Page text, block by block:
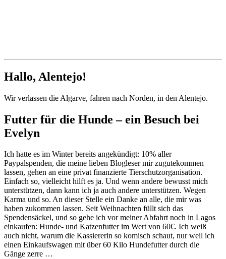
Hallo, Alentejo!
Wir verlassen die Algarve, fahren nach Norden, in den Alentejo.
Futter für die Hunde – ein Besuch bei
Evelyn
Ich hatte es im Winter bereits angekündigt: 10% aller
Paypalspenden, die meine lieben Blogleser mir zugutekommen
lassen, gehen an eine privat finanzierte Tierschutzorganisation.
Einfach so, vielleicht hilft es ja. Und wenn andere bewusst mich
unterstützen, dann kann ich ja auch andere unterstützen. Wegen
Karma und so. An dieser Stelle ein Danke an alle, die mir was
haben zukommen lassen. Seit Weihnachten füllt sich das
Spendensäckel, und so gehe ich vor meiner Abfahrt noch in Lagos
einkaufen: Hunde- und Katzenfutter im Wert von 60€. Ich weiß
auch nicht, warum die Kassiererin so komisch schaut, nur weil ich
einen Einkaufswagen mit über 60 Kilo Hundefutter durch die
Gänge zerre …